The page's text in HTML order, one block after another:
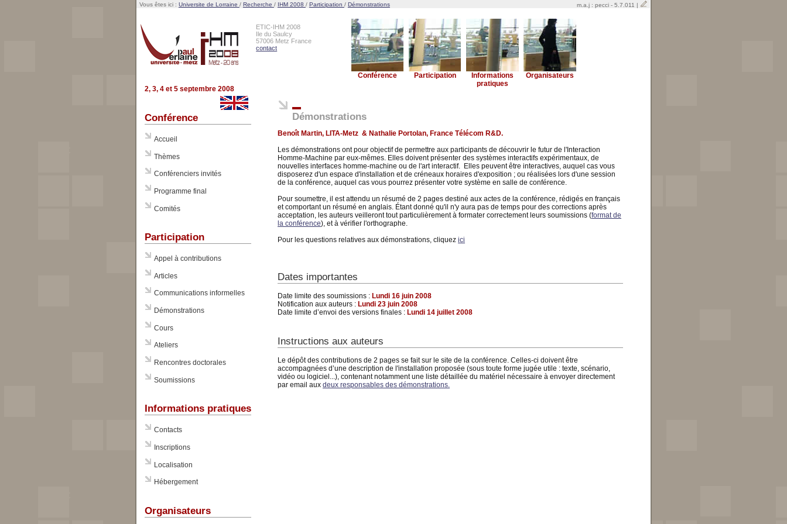
m.a.j : pecci - 5.7.011 |
Vous êtes ici : Universite de Lorraine / Recherche / IHM 2008 / Participation / Démonstrations
ETIC-IHM 2008
Ile du Saulcy
57006 Metz France
contact
Conférence Participation
Informations
pratiques
Organisateurs
2, 3, 4 et 5 septembre 2008
Conférence
Accueil
Thèmes
Conférenciers invités
Programme final
Comités
Participation
Appel à contributions
Articles
Communications informelles
Démonstrations
Cours
Ateliers
Rencontres doctorales
Soumissions
Informations pratiques
Contacts
Inscriptions
Localisation
Hébergement
Organisateurs
Démonstrations
Benoît Martin, LITA-Metz & Nathalie Portolan, France Télécom R&D.
Les démonstrations ont pour objectif de permettre aux participants de découvrir le futur de l'Interaction
Homme-Machine par eux-mêmes. Elles doivent présenter des systèmes interactifs expérimentaux, de
nouvelles interfaces homme-machine ou de l'art interactif. Elles peuvent être interactives, auquel cas vous
disposerez d'un espace d'installation et de créneaux horaires d'exposition ; ou réalisées lors d'une session
de la conférence, auquel cas vous pourrez présenter votre système en salle de conférence.
Pour soumettre, il est attendu un résumé de 2 pages destiné aux actes de la conférence, rédigés en français
et comportant un résumé en anglais. Étant donné qu'il n'y aura pas de temps pour des corrections après
acceptation, les auteurs veilleront tout particulièrement à formater correctement leurs soumissions (format de
la conférence), et à vérifier l'orthographe.
Pour les questions relatives aux démonstrations, cliquezici
Dates importantes
Date limite des soumissions : Lundi 16 juin 2008
Notification aux auteurs : Lundi 23 juin 2008
Date limite d’envoi des versions finales : Lundi 14 juillet 2008
Instructions aux auteurs
Le dépôt des contributions de 2 pages se fait sur le site de la conférence. Celles-ci doivent être
accompagnées d’une description de l'installation proposée (sous toute forme jugée utile : texte, scénario,
vidéo ou logiciel...), contenant notamment une liste détaillée du matériel nécessaire à envoyer directement
par email auxdeux responsables des démonstrations.